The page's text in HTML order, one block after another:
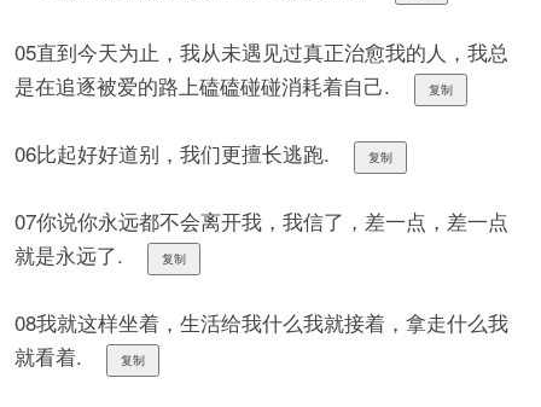
05直到今天为止，我从未遇见过真正治愈我的人，我总
是在追逐被爱的路上磕磕碰碰消耗着自己.
复制
06比起好好道别，我们更擅长逃跑. 复制
07你说你永远都不会离开我，我信了，差一点，差一点
就是永远了.
复制
08我就这样坐着，生活给我什么我就接着，拿走什么我
就看着.
复制